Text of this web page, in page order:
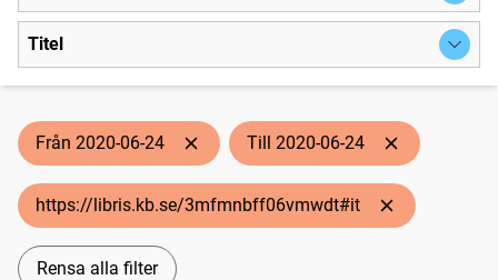
Titel
Från 2020-06-24 Till 2020-06-24
https://libris.kb.se/3mfmnbff06vmwdt#it
Rensa alla filter